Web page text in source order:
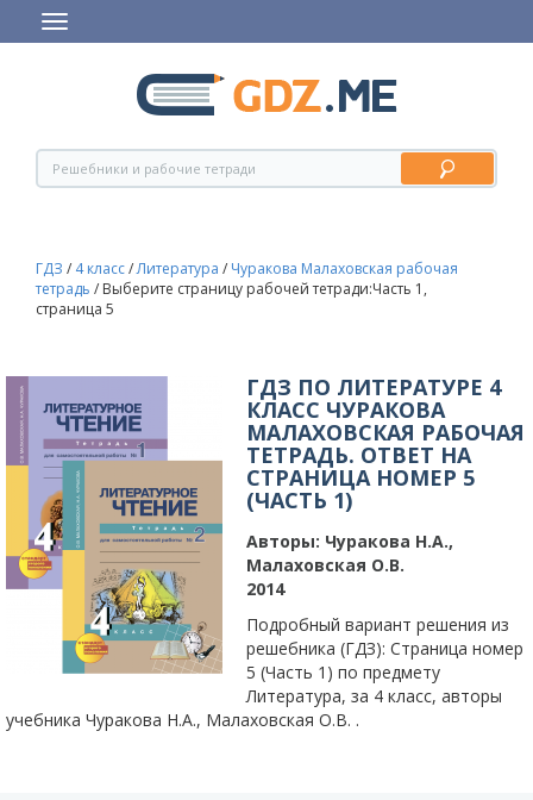
ГДЗ / 4 класс/Литература / Чуракова Малаховская рабочая
тетрадь / Выберите страницу рабочей тетради:Часть 1,
страница 5
ГДЗ ПО ЛИТЕРАТУРЕ 4
КЛАСС ЧУРАКОВА
МАЛАХОВСКАЯ РАБОЧАЯ
ТЕТРАДЬ. ОТВЕТ НА
СТРАНИЦА НОМЕР 5
(ЧАСТЬ 1)
Авторы: Чуракова Н.А.,
Малаховская О.В.
2014
Подробный вариант решения из
решебника (ГДЗ): Страница номер
5 (Часть 1) по предмету
Литература, за 4 класс, авторы
учебника Чуракова Н.А., Малаховская О.В. .